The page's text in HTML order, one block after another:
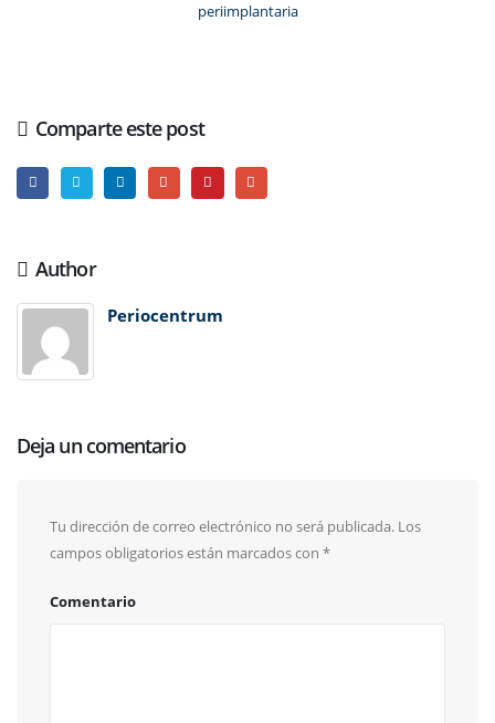
Comparte este post
Author
Periocentrum
Deja un comentario
Tu dirección de correo electrónico no será publicada. Los
campos obligatorios están marcados con *
Comentario